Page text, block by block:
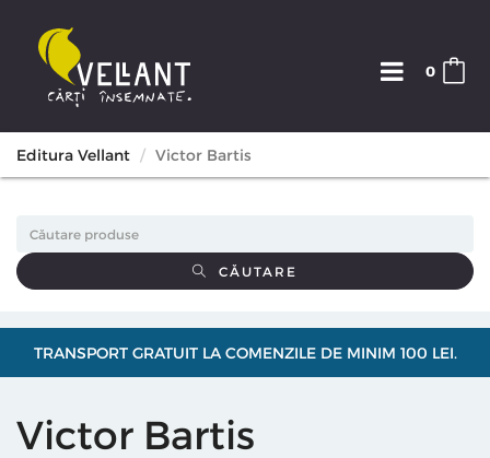
0
Editura Vellant Victor Bartis
CĂUTARE
TRANSPORT GRATUIT LA COMENZILE DE MINIM 100 LEI.
Victor Bartis